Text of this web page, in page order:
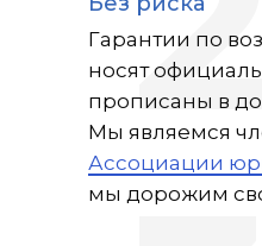
Гарантии по
носят
прописаны в
Мы являемся
Ассоциации
мы дорожим